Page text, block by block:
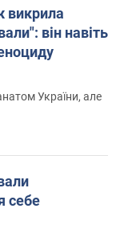
викрила
він навіть
України, але
себе